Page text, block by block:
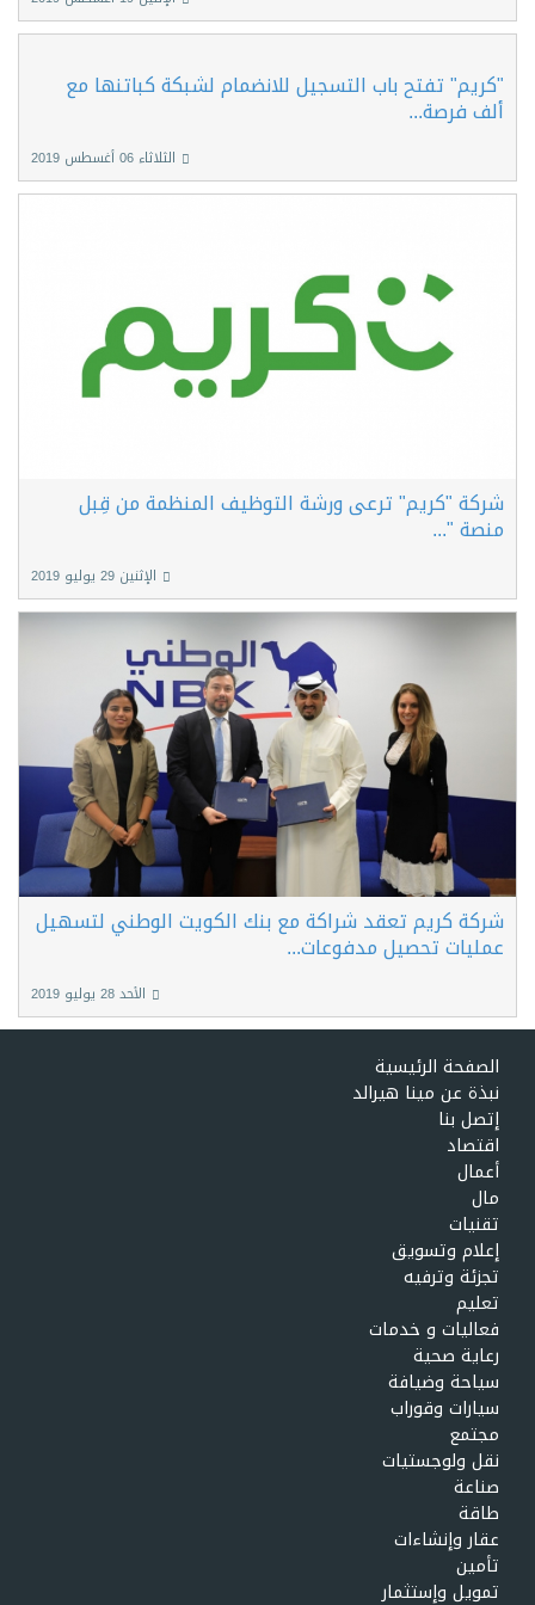
"كريم" تفتح باب التسجيل للانضمام لشبكة كباتنها مع
ألف فرصة...
الثلاثاء 06 أغسطس 2019
شركة "كريم" ترعى ورشة التوظيف المنظمة من قِبل
منصة "...
الإثنين 29 يوليو 2019
شركة كريم تعقد شراكة مع بنك الكويت الوطني لتسهيل
عمليات تحصيل مدفوعات...
الأحد 28 يوليو 2019
الصفحة الرئيسية
نبذة عن مينا هيرالد
إتصل بنا
اقتصاد
أعمال
مال
تقنيات
إعلام وتسويق
تجزئة وترفيه
تعليم
فعاليات و خدمات
رعاية صحية
سياحة وضيافة
سيارات وقوراب
مجتمع
نقل ولوجستيات
صناعة
طاقة
عقار وإنشاءات
تأمين
تمويل وإستثمار